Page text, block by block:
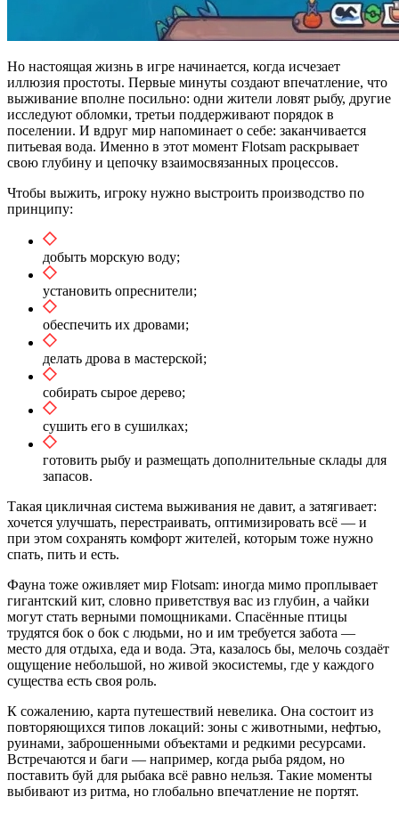
Но настоящая жизнь в игре начинается, когда исчезает
иллюзия простоты. Первые минуты создают впечатление, что
выживание вполне посильно: одни жители ловят рыбу, другие
исследуют обломки, третьи поддерживают порядок в
поселении. И вдруг мир напоминает о себе: заканчивается
питьевая вода. Именно в этот момент Flotsam раскрывает
свою глубину и цепочку взаимосвязанных процессов.
Чтобы выжить, игроку нужно выстроить производство по
принципу:
добыть морскую воду;
установить опреснители;
обеспечить их дровами;
делать дрова в мастерской;
собирать сырое дерево;
сушить его в сушилках;
готовить рыбу и размещать дополнительные склады для
запасов.
Такая цикличная система выживания не давит, а затягивает:
хочется улучшать, перестраивать, оптимизировать всё — и
при этом сохранять комфорт жителей, которым тоже нужно
спать, пить и есть.
Фауна тоже оживляет мир Flotsam: иногда мимо проплывает
гигантский кит, словно приветствуя вас из глубин, а чайки
могут стать верными помощниками. Спасённые птицы
трудятся бок о бок с людьми, но и им требуется забота —
место для отдыха, еда и вода. Эта, казалось бы, мелочь создаёт
ощущение небольшой, но живой экосистемы, где у каждого
существа есть своя роль.
К сожалению, карта путешествий невелика. Она состоит из
повторяющихся типов локаций: зоны с животными, нефтью,
руинами, заброшенными объектами и редкими ресурсами.
Встречаются и баги — например, когда рыба рядом, но
поставить буй для рыбака всё равно нельзя. Такие моменты
выбивают из ритма, но глобально впечатление не портят.